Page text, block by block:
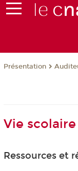
Présentation
Vie scolaire
Ressources et